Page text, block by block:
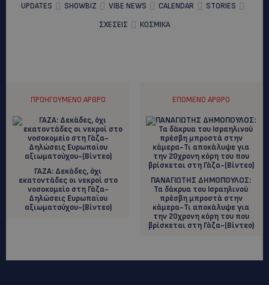
UPDATES SHOWBIZ VIBE NEWS CALENDAR
STORIES
ΣΧΕΣΕΙΣ
ΚΟΣΜΙΚΑ
ΠΡΟΗΓΟΎΜΕΝΟ ΆΡΘΡΟ
ΓΑΖΑ: Δεκάδες, όχι
εκατοντάδες οι νεκροί στο
νοσοκομείο στη Γάζα-
Δηλώσεις Ευρωπαϊου
αξιωματούχου-(Bίντεο)
ΕΠΌΜΕΝΟ ΆΡΘΡΟ
ΠΑΝΑΓΙΩΤΗΣ ΔΗΜΟΠΟΥΛΟΣ:
Τα δάκρυα του Ισραηλινού
πρέσβη μπροστά στην
κάμερα-Τι αποκάλυψε για
την 20χρονη κόρη του που
βρίσκεται στη Γάζα-(Βίντεο)